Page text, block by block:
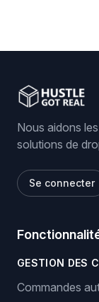
Nous aidons
solutions de
Se connecter
GESTION DES
Commandes